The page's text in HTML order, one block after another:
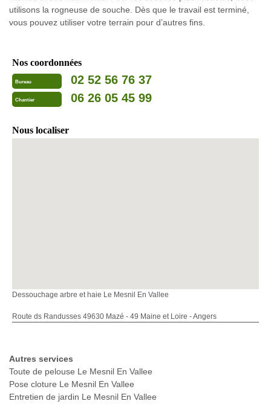
utilisons la rogneuse de souche. Dès que le travail est terminé,
vous pouvez utiliser votre terrain pour d’autres fins.
Nos coordonnées
Bureau 02 52 56 76 37
Chantier 06 26 05 45 99
Nous localiser
Dessouchage arbre et haie Le Mesnil En Vallee
Route ds Randusses 49630 Mazé - 49 Maine et Loire - Angers
Autres services
Toute de pelouse Le Mesnil En Vallee
Pose cloture Le Mesnil En Vallee
Entretien de jardin Le Mesnil En Vallee